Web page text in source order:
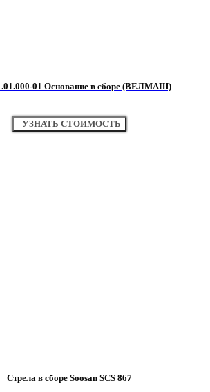
01 Основание в сборе (ВЕЛМАШ)
УЗНАТЬ СТОИМОСТЬ
Стрела в сборе Soosan SCS 867